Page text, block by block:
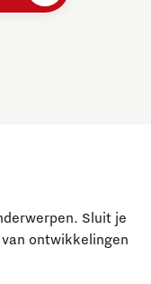
Sluit je
ontwikkelingen